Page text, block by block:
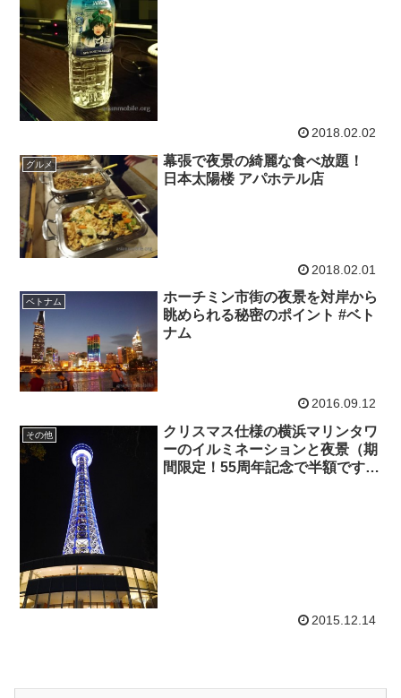
2018.02.02
グルメ
幕張で夜景の綺麗な食べ放題！
日本太陽楼 アパホテル店
2018.02.01
ベトナム
ホーチミン市街の夜景を対岸から
眺められる秘密のポイント #ベト
ナム
2016.09.12
その他
クリスマス仕様の横浜マリンタワ
ーのイルミネーションと夜景（期
間限定！55周年記念で半額です
2015.12.14